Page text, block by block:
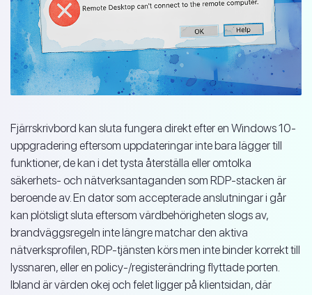
Fjärrskrivbord kan sluta fungera direkt efter en Windows 10-
uppgradering eftersom uppdateringar inte bara lägger till
funktioner, de kan i det tysta återställa eller omtolka
säkerhets- och nätverksantaganden som RDP-stacken är
beroende av. En dator som accepterade anslutningar i går
kan plötsligt sluta eftersom värdbehörigheten slogs av,
brandväggsregeln inte längre matchar den aktiva
nätverksprofilen, RDP-tjänsten körs men inte binder korrekt till
lyssnaren, eller en policy-/registerändring flyttade porten.
Ibland är värden okej och felet ligger på klientsidan, där